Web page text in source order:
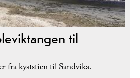
til
fra kyststien til Sandvika.